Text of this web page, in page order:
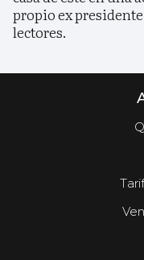
propio ex
lectores.